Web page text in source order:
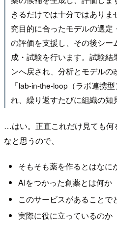
きるだけでは十分ではあり
究目的に合ったモデルの選
の評価を支援し、その後シ
成・試験を行います。試験
ンへ戻され、分析とモデル
「lab-in-the-loop（ラボ連携
れ、繰り返すたびに組織の知
…はい。正直これだけ見ても何
なと思うので、
そもそも薬を作るとはなに
AIをつかった創薬とは何か
このサービスがあることで
実際に役に立っているのか